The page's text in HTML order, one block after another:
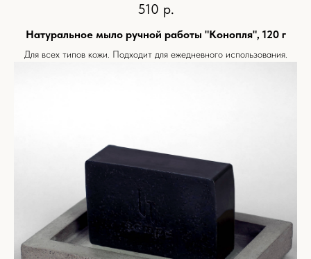
510 р.
Натуральное мыло ручной работы "Конопля", 120 г
Для всех типов кожи. Подходит для ежедневного использования.